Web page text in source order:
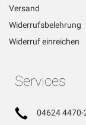
Versand
Widerrufsbelehrung
Widerruf einreichen
Services
04624 4470-